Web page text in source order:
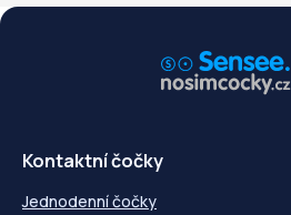
Kontaktní čočky
Jednodenní čočky